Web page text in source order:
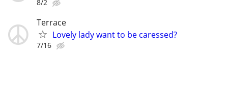
8/2
Terrace
Lovely lady want to be caressed?
7/16